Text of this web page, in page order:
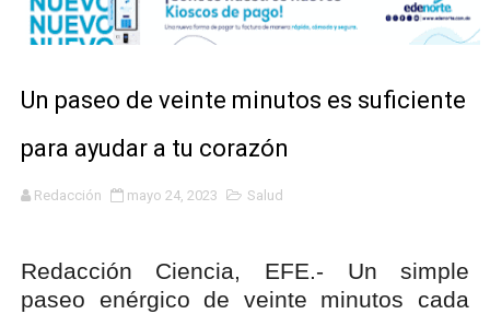
NY: Ultiman a puñaladas a un dominicano en Long Island
Lionel Messi y su familia despiden a su padre Jorge
SNS fortalece servicios diagnósticos en centros de
Un paseo de veinte minutos es suficiente
para ayudar a tu corazón
Redacción mayo 24, 2023 Salud
Redacción Ciencia, EFE.- Un simple
paseo enérgico de veinte minutos cada